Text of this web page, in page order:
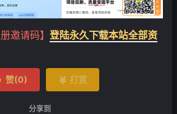
邀请码】 登陆永久下载本站全部资
赞(0)  打赏
分享到